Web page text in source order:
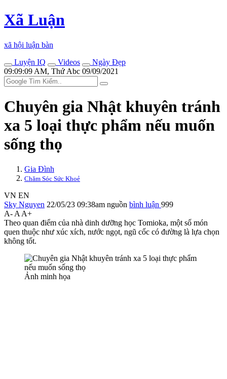
Xã Luận
xã hội luận bàn
Luyện IQ
Videos
Ngày Đẹp
09:09:09 AM, Thứ Abc 09/09/2021
Chuyên gia Nhật khuyên tránh
xa 5 loại thực phẩm nếu muốn
sống thọ
Gia Đình
Chăm Sóc Sức Khoẻ
VN EN
Sky Nguyen 22/05/23 09:38am nguồn bình luận 999
A- A A+
Theo quan điểm của nhà dinh dưỡng học Tomioka, một số món
quen thuộc như xúc xích, nước ngọt, ngũ cốc có đường là lựa chọn
không tốt.
Ảnh minh họa